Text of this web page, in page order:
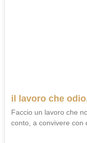
il lavoro che
Faccio un lavoro che
conto, a convivere con